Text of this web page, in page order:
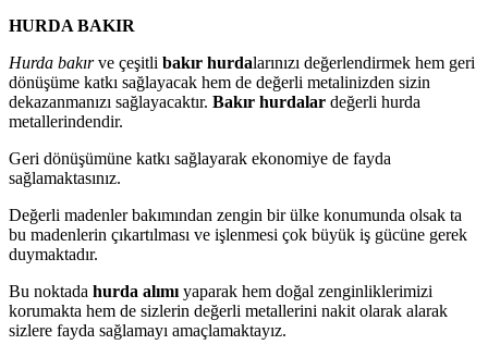
HURDA BAKIR
Hurda bakırve çeşitli bakır hurdalarınızı değerlendirmek hem geri
dönüşüme katkı sağlayacak hem de değerli metalinizden sizin
dekazanmanızı sağlayacaktır. Bakır hurdalar değerli hurda
metallerindendir.
Geri dönüşümüne katkı sağlayarak ekonomiye de fayda
sağlamaktasınız.
Değerli madenler bakımından zengin bir ülke konumunda olsak ta
bu madenlerin çıkartılması ve işlenmesi çok büyük iş gücüne gerek
duymaktadır.
Bu noktada hurda alımıyaparak hem doğal zenginliklerimizi
korumakta hem de sizlerin değerli metallerini nakit olarak alarak
sizlere fayda sağlamayı amaçlamaktayız.